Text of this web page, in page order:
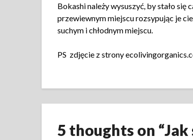
Bokashi należy wysuszyć, by stało się
przewiewnym miejscu rozsypując je
suchym i chłodnym miejscu.
PS zdjęcie z strony
5 thoughts on “